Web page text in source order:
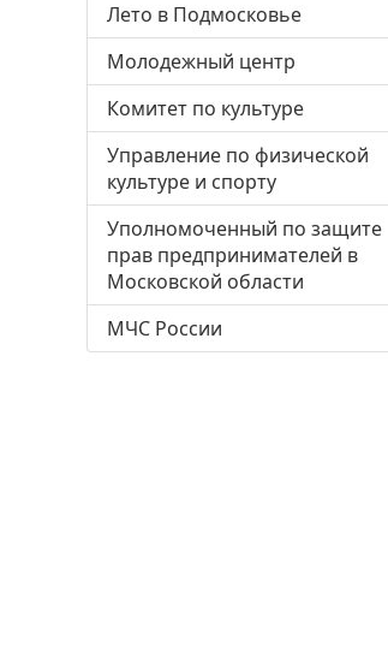
Лето в Подмосковье
Молодежный центр
Комитет по культуре
Управление по физической
культуре и спорту
Уполномоченный по защите
прав предпринимателей в
Московской области
МЧС России